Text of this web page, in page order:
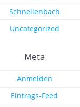
Schnellenbach
Uncategorized
Meta
Anmelden
Eintrags-Feed